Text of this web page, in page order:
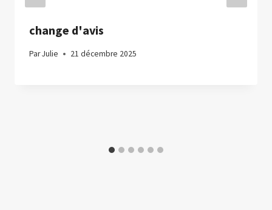
change d'avis
ParJulie 21 décembre 2025